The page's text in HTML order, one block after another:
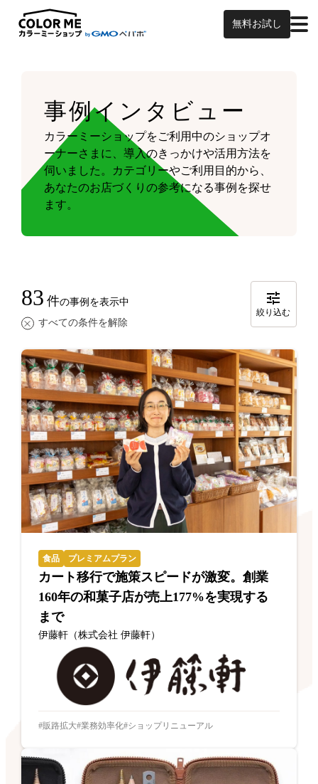
無料お試し
事例インタビュー
カラーミーショップをご利用中のショップオ
ーナーさまに、導入のきっかけや活用方法を
伺いました。 カテゴリーやご利用目的から、
あなたのお店づくりの参考になる事例を探せ
ます。
83 件の事例を表示中
すべての条件を解除
絞り込む
食品 プレミアムプラン
カート移行で施策スピードが激変。創業
160年の和菓子店が売上177%を実現する
まで
伊藤軒（株式会社 伊藤軒）
販路拡大 業務効率化 ショップリニューアル